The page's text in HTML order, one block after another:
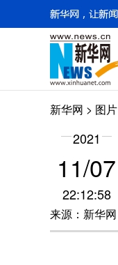
新华网 > 图片
2021
11/07
22:12:58
来源：新华网